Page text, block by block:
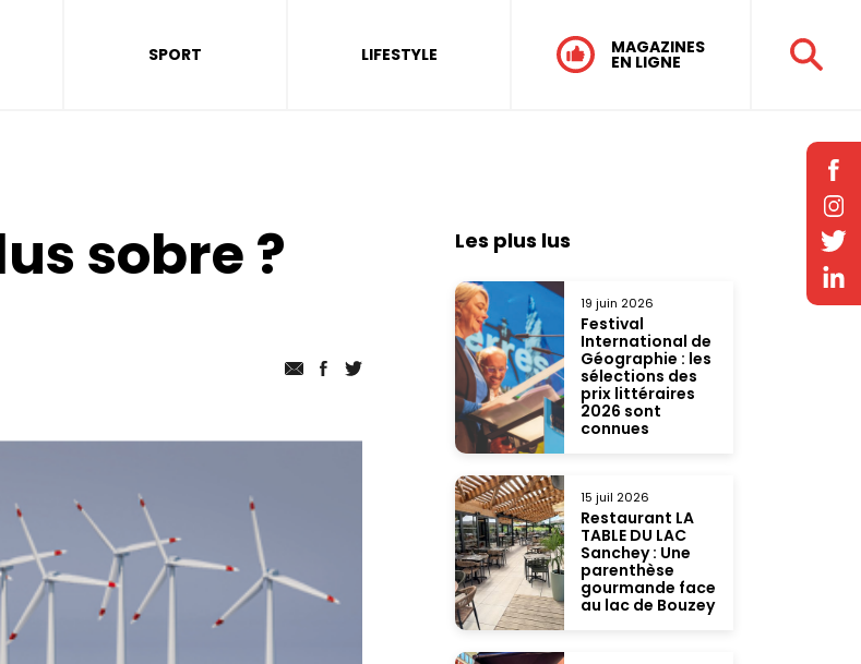
SPORT LIFESTYLE MAGAZINES
EN LIGNE
sobre ? Les plus lus
19 juin 2026
Festival
International de
Géographie : les
sélections des
prix littéraires
2026 sont
connues
15 juil 2026
Restaurant LA
TABLE DU LAC
Sanchey : Une
parenthèse
gourmande face
au lac de Bouzey